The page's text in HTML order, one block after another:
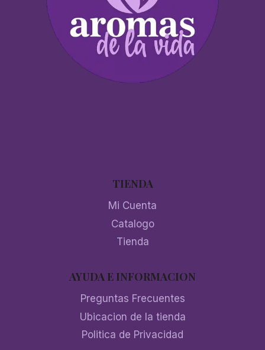
TIENDA
Mi Cuenta
Catalogo
Tienda
AYUDA E INFORMACION
Preguntas Frecuentes
Ubicacion de la tienda
Politica de Privacidad